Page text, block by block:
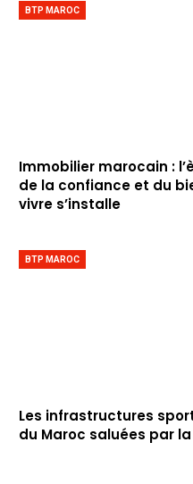
BTP MAROC
Immobilier marocain :
de la confiance et du
vivre s’installe
BTP MAROC
Les infrastructures
du Maroc saluées par la